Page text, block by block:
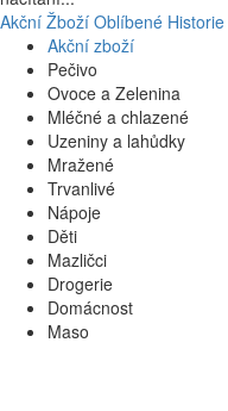
Akční Žboží Oblíbené Historie
Akční zboží
Pečivo
Ovoce a Zelenina
Mléčné a chlazené
Uzeniny a lahůdky
Mražené
Trvanlivé
Nápoje
Děti
Mazličci
Drogerie
Domácnost
Maso